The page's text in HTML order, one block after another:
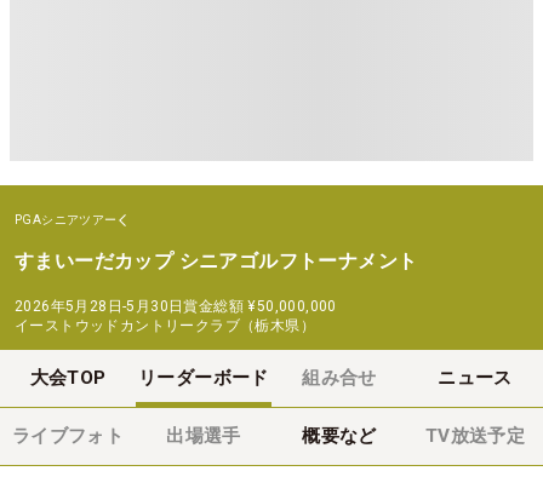
PGAシニアツアー
すまいーだカップ シニアゴルフトーナメント
2026年5月28日-5月30日賞金総額 ¥50,000,000
イーストウッドカントリークラブ（栃木県）
大会TOP リーダーボード 組み合せ ニュース
ライブフォト 出場選手 概要など TV放送予定